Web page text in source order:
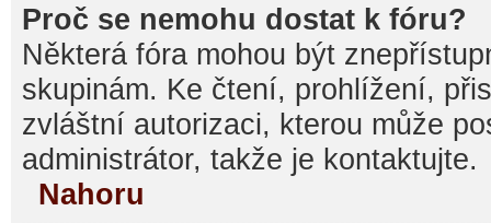
Proč se nemohu dostat k fóru?
Některá fóra mohou být
skupinám. Ke čtení, prohlížení,
zvláštní autorizaci, kterou může
administrátor, takže je kontaktujte.
Nahoru